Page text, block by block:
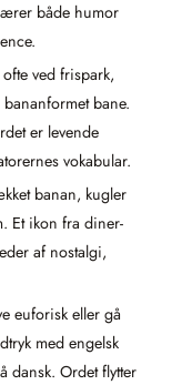
både humor
ved frispark,
bane.
er levende
vokabular.
banan, kugler
Et ikon fra diner-
af nostalgi,
euforisk eller gå
med engelsk
dansk. Ordet flytter